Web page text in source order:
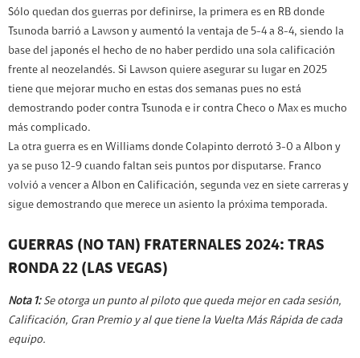
Sólo quedan dos guerras por definirse, la primera es en RB donde
Tsunoda barrió a Lawson y aumentó la ventaja de 5-4 a 8-4, siendo la
base del japonés el hecho de no haber perdido una sola calificación
frente al neozelandés. Si Lawson quiere asegurar su lugar en 2025
tiene que mejorar mucho en estas dos semanas pues no está
demostrando poder contra Tsunoda e ir contra Checo o Max es mucho
más complicado.
La otra guerra es en Williams donde Colapinto derrotó 3-0 a Albon y
ya se puso 12-9 cuando faltan seis puntos por disputarse. Franco
volvió a vencer a Albon en Calificación, segunda vez en siete carreras y
sigue demostrando que merece un asiento la próxima temporada.
GUERRAS (NO TAN) FRATERNALES 2024: TRAS
RONDA 22 (LAS VEGAS)
Nota 1:Se otorga un punto al piloto que queda mejor en cada sesión,
Calificación, Gran Premio y al que tiene la Vuelta Más Rápida de cada
equipo.